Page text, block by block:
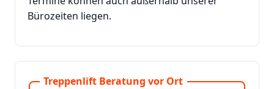
Bürozeiten liegen.
Treppenlift Beratung vor Ort